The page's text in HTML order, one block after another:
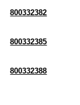
800332382
800332385
800332388